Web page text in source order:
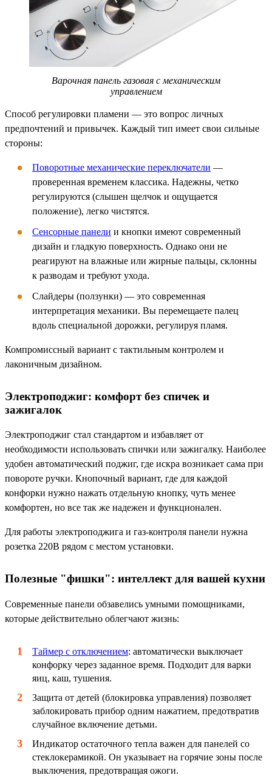
Варочная панель газовая с механическим
управлением
Способ регулировки пламени — это вопрос личных
предпочтений и привычек. Каждый тип имеет свои сильные
стороны:
Поворотные механические переключатели —
проверенная временем классика. Надежны, четко
регулируются (слышен щелчок и ощущается
положение), легко чистятся.
Сенсорные панели и кнопки имеют современный
дизайн и гладкую поверхность. Однако они не
реагируют на влажные или жирные пальцы, склонны
к разводам и требуют ухода.
Слайдеры (ползунки) — это современная
интерпретация механики. Вы перемещаете палец
вдоль специальной дорожки, регулируя пламя.
Компромиссный вариант с тактильным контролем и
лаконичным дизайном.
Электроподжиг: комфорт без спичек и
зажигалок
Электроподжиг стал стандартом и избавляет от
необходимости использовать спички или зажигалку. Наиболее
удобен автоматический поджиг, где искра возникает сама при
повороте ручки. Кнопочный вариант, где для каждой
конфорки нужно нажать отдельную кнопку, чуть менее
комфортен, но все так же надежен и функционален.
Для работы электроподжига и газ-контроля панели нужна
розетка 220В рядом с местом установки.
Полезные "фишки": интеллект для вашей кухни
Современные панели обзавелись умными помощниками,
которые действительно облегчают жизнь:
Таймер с отключением: автоматически выключает
конфорку через заданное время. Подходит для варки
яиц, каш, тушения.
Защита от детей (блокировка управления) позволяет
заблокировать прибор одним нажатием, предотвратив
случайное включение детьми.
Индикатор остаточного тепла важен для панелей со
стеклокерамикой. Он указывает на горячие зоны после
выключения, предотвращая ожоги.